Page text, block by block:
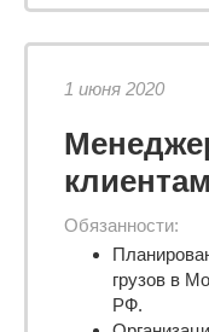
1 июня 2020
Обязанности:
грузов в
РФ.